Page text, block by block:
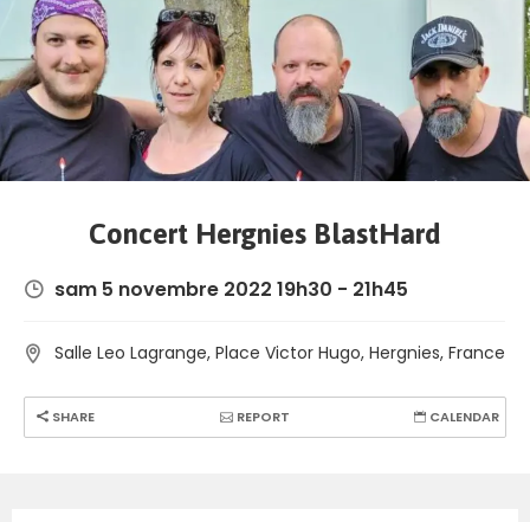
Concert Hergnies BlastHard
sam 5 novembre 2022 19h30 - 21h45
Salle Leo Lagrange, Place Victor Hugo, Hergnies, France
SHARE REPORT CALENDAR